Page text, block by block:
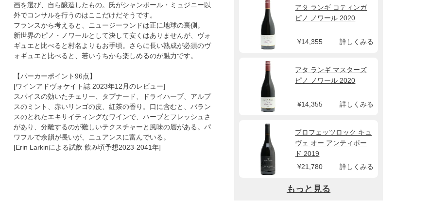
画を選び、自ら醸造したもの。氏がシャンボール・ミュジニー以
外でコンサルを行うのはここだけだそうです。
フランスから考えると、ニュージーランドは正に地球の裏側。
新世界のピノ・ノワールとして決して安くはありませんが、ヴォ
ギュエと比べると村名よりもお手頃。さらに長い熟成が必須のヴ
ォギュエと比べると、若いうちから楽しめるのが魅力です。
【パーカーポイント96点】
[ワインアドヴォケイト誌 2023年12月のレビュー]
スパイスの効いたチェリー、タプナード、ドライハーブ、アルプ
スのミント、赤いリンゴの皮、紅茶の香り。口に含むと、バラン
スのとれたエキサイティングなワインで、ハーブとフレッシュさ
があり、分離するのが難しいテクスチャーと風味の層がある。パ
ワフルで余韻が長いが、ニュアンスに富んでいる。
[Erin Larkinによる試飲 飲み頃予想2023-2041年]
アタ ランギ コティンガ
ピノ ノワール 2020
¥14,355 詳しくみる
アタ ランギ マスターズ
ピノ ノワール 2020
¥14,355 詳しくみる
プロフェッツロック キュ
ヴェ オー アンティポー
ド 2019
¥21,780
詳しくみる
もっと見る